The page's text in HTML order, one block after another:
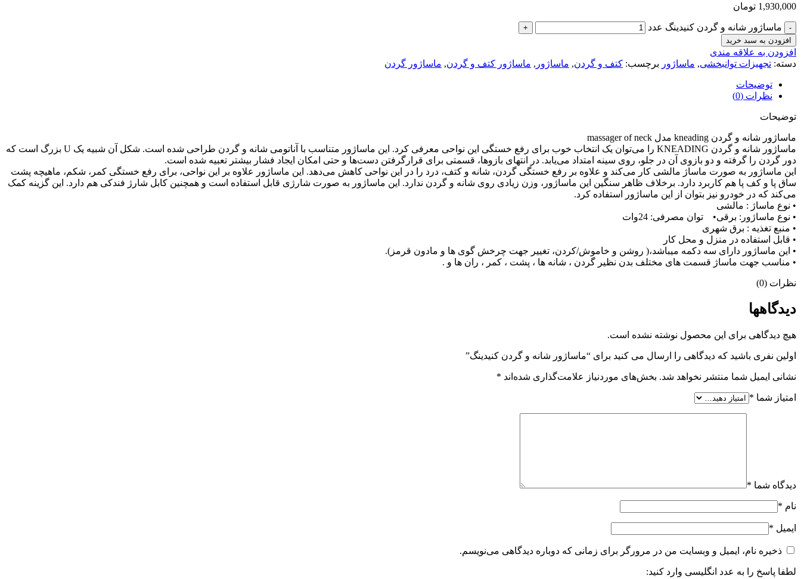
1,930,000 تومان
ماساژور شانه و گردن کنیدینگ عدد
افزودن به سبد خرید
افزودن به علاقه مندی
دسته: تجهیزات توانبخشی, ماساژور برچسب: کتف و گردن, ماساژور , ماساژور کتف و گردن, ماساژور گردن
توضیحات
نظرات (0)
توضیحات
ماساژور شانه و گردن kneading مدل massager of neck
ماساژور شانه و گردن KNEADING را می‌توان یک انتخاب خوب برای رفع خستگی این نواحی معرفی کرد. این ماساژور متناسب با آناتومی شانه و گردن طراحی شده است. شکل آن شبیه یک U بزرگ است که
دور گردن را گرفته و دو بازوی آن در جلو، روی سینه امتداد می‌یابد. در انتهای بازوها، قسمتی برای قرارگرفتن دست‌ها و حتی امکان ایجاد فشار بیشتر تعبیه شده است.
این ماساژور به صورت ماساژ مالشی کار می‌کند و علاوه بر رفع خستگی گردن، شانه و کتف، درد را در این نواحی کاهش می‌دهد. این ماساژور علاوه‌ بر این نواحی، برای رفع خستگی کمر، شکم، ماهیچه پشت
ساق پا و کف پا هم کاربرد دارد. برخلاف ظاهر سنگین این ماساژور، وزن زیادی روی شانه و گردن ندارد. این ماساژور به صورت شارژی قابل استفاده است و همچنین کابل شارژ فندکی هم دارد. این گزینه کمک
می‌کند که در خودرو نیز بتوان از این ماساژور استفاده کرد.
• نوع ماساژ : مالشی
• نوع ماساژور: برقی• توان مصرفی: 24وات
• منبع تغذیه : برق شهری
• قابل استفاده در منزل و محل کار
• این ماساژور دارای سه دکمه میباشد،( روشن و خاموش/کردن، تغییر جهت چرخش گوی ها و مادون قرمز).
• مناسب جهت ماساژ قسمت های مختلف بدن نظیر گردن ، شانه ها ، پشت ، کمر ، ران ها و .
نظرات (0)
دیدگاهها
هیچ دیدگاهی برای این محصول نوشته نشده است.
اولین نفری باشید که دیدگاهی را ارسال می کنید برای “ماساژور شانه و گردن کنیدینگ”
نشانی ایمیل شما منتشر نخواهد شد. بخش‌های موردنیاز علامت‌گذاری شده‌اند *
امتیاز شما *
دیدگاه شما *
نام *
ایمیل *
ذخیره نام، ایمیل و وبسایت من در مرورگر برای زمانی که دوباره دیدگاهی می‌نویسم.
لطفا پاسخ را به عدد انگلیسی وارد کنید: